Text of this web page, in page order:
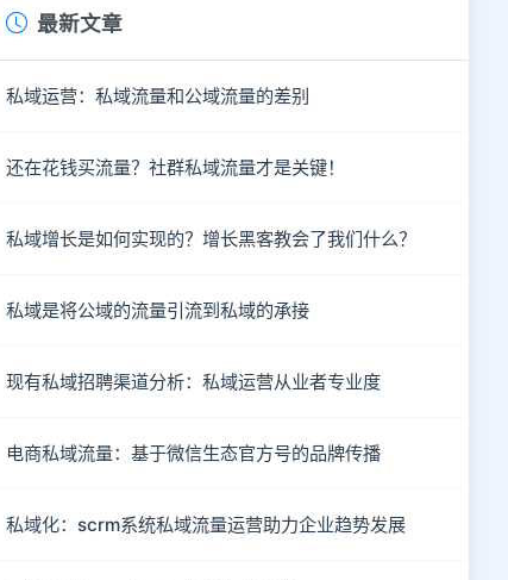
最新文章
私域运营：私域流量和公域流量的差别
还在花钱买流量？社群私域流量才是关键！
私域增长是如何实现的？增长黑客教会了我们什么？
私域是将公域的流量引流到私域的承接
现有私域招聘渠道分析：私域运营从业者专业度
电商私域流量：基于微信生态官方号的品牌传播
私域化：scrm系统私域流量运营助力企业趋势发展